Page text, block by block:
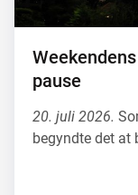
pause
20. juli 2026.
begyndte det at